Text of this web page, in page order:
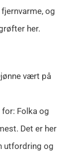
og
her.
vært på
Folka og
Det er her
utfordring og